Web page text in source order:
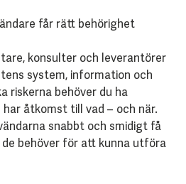
får rätt behörighet
konsulter och leverantörer
system, information och
riskerna behöver du ha
åtkomst till vad – och när.
snabbt och smidigt få
behöver för att kunna utföra